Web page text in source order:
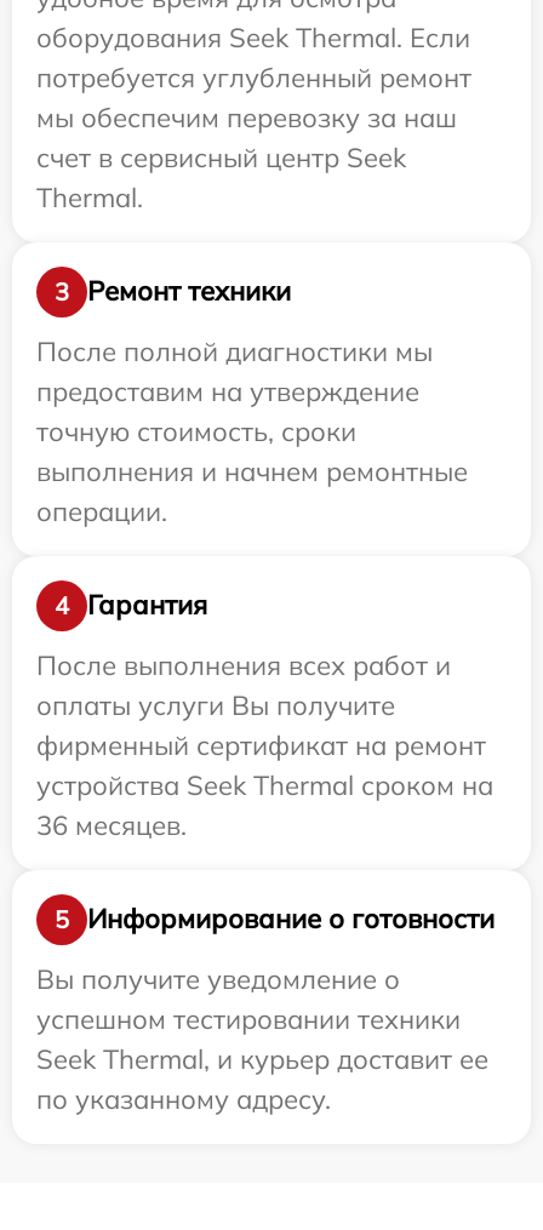
оборудования Seek Thermal. Если
потребуется углубленный ремонт
мы обеспечим перевозку за наш
счет в сервисный центр Seek
Thermal.
3
Ремонт техники
После полной диагностики мы
предоставим на утверждение
точную стоимость, сроки
выполнения и начнем ремонтные
операции.
4
Гарантия
После выполнения всех работ и
оплаты услуги Вы получите
фирменный сертификат на ремонт
устройства Seek Thermal сроком на
36 месяцев.
5
Информирование о готовности
Вы получите уведомление о
успешном тестировании техники
Seek Thermal, и курьер доставит ее
по указанному адресу.